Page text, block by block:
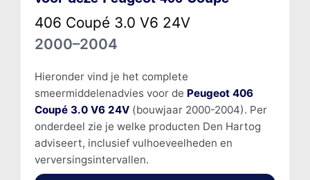
406 Coupé 3.0 V6 24V
2000–2004
Hieronder vind je het complete
smeermiddelenadvies voor de Peugeot 406
Coupé 3.0 V6 24V(bouwjaar 2000-2004). Per
onderdeel zie je welke producten Den Hartog
adviseert, inclusief vulhoeveelheden en
verversingsintervallen.